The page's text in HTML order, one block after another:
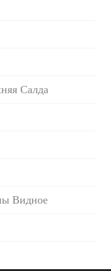
Салда
Видное